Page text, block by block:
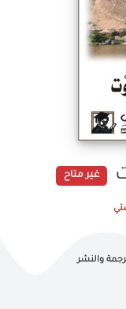
غير متاح
والنشر